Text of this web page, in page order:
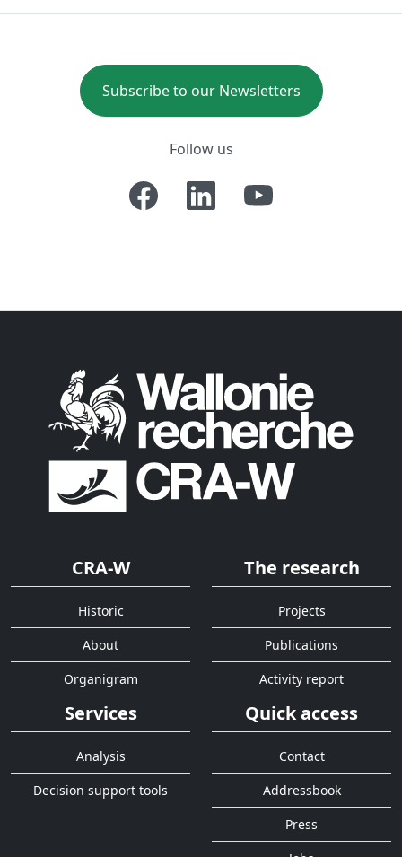
Subscribe to our Newsletters
Follow us
CRA-W
Historic
About
Organigram
The research
Projects
Publications
Activity report
Services
Analysis
Decision support tools
Quick access
Contact
Addressbook
Press